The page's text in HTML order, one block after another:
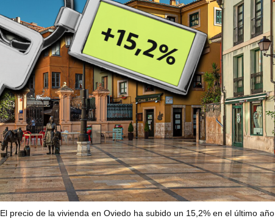
El precio de la vivienda en Oviedo ha subido un 15,2% en el último año